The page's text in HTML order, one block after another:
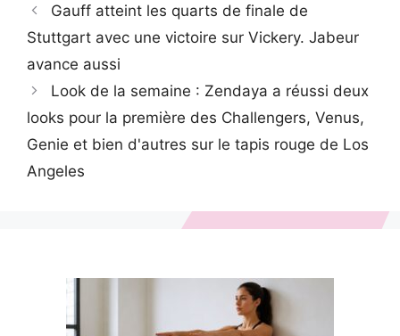
Gauff atteint les quarts de finale de
Stuttgart avec une victoire sur Vickery. Jabeur
avance aussi
Look de la semaine : Zendaya a réussi deux
looks pour la première des Challengers, Venus,
Genie et bien d'autres sur le tapis rouge de Los
Angeles